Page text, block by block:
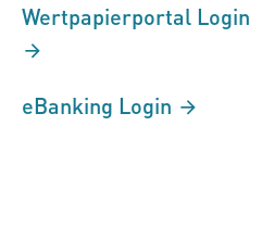
Wertpapierportal Login
eBanking Login